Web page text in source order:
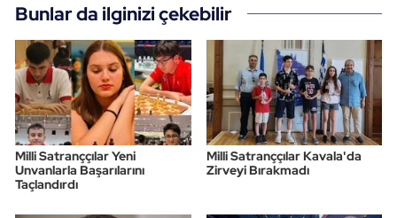
Bunlar da ilginizi çekebilir
Milli Satranççılar Yeni
Unvanlarla Başarılarını
Taçlandırdı
Milli Satranççılar Kavala'da
Zirveyi Bırakmadı